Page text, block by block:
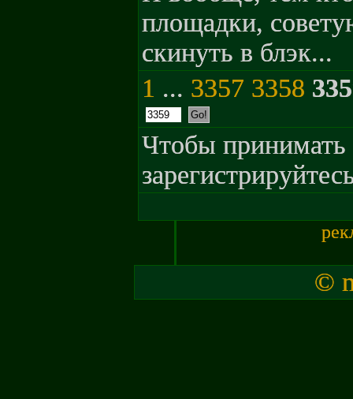
площадки,
скинуть в блэк...
1 ... 3357 3358
Чтобы принимать
©